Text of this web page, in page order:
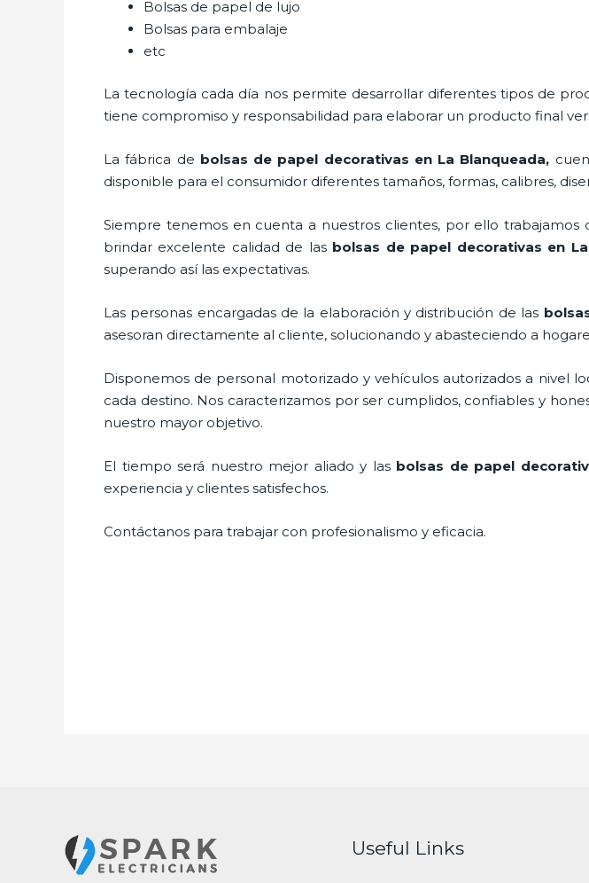
Bolsas de papel de lujo
Bolsas para embalaje
etc
La tecnología cada día nos permite desarrollar diferentes tipos de
tiene compromiso y responsabilidad para elaborar un producto final
La fábrica de bolsas de papel decorativas en La Blanqueada,
disponible para el consumidor diferentes tamaños, formas, calibres,
Siempre tenemos en cuenta a nuestros clientes, por ello
brindar excelente calidad de las bolsas de papel decorativas en
superando así las expectativas.
Las personas encargadas de la elaboración y distribución de las
asesoran directamente al cliente, solucionando y abasteciendo a
Disponemos de personal motorizado y vehículos autorizados a nivel
cada destino. Nos caracterizamos por ser cumplidos, confiables y
nuestro mayor objetivo.
El tiempo será nuestro mejor aliado y las bolsas de papel
experiencia y clientes satisfechos.
Contáctanos para trabajar con profesionalismo y eficacia.
Useful Links